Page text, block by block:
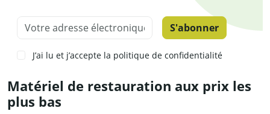
Votre adresse électronique
J’ai lu et j’accepte la politique de confidentialité
Matériel de restauration aux prix les
plus bas